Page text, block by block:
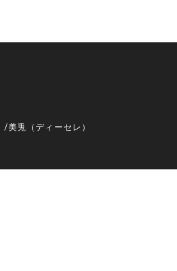
/美兎（ディーセレ）